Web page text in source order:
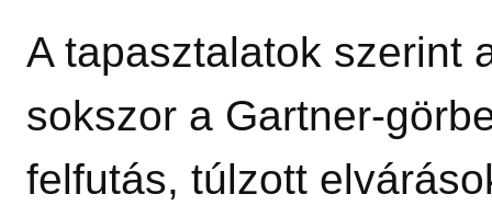
A tapasztalatok szerint
sokszor a
felfutás, túlzott